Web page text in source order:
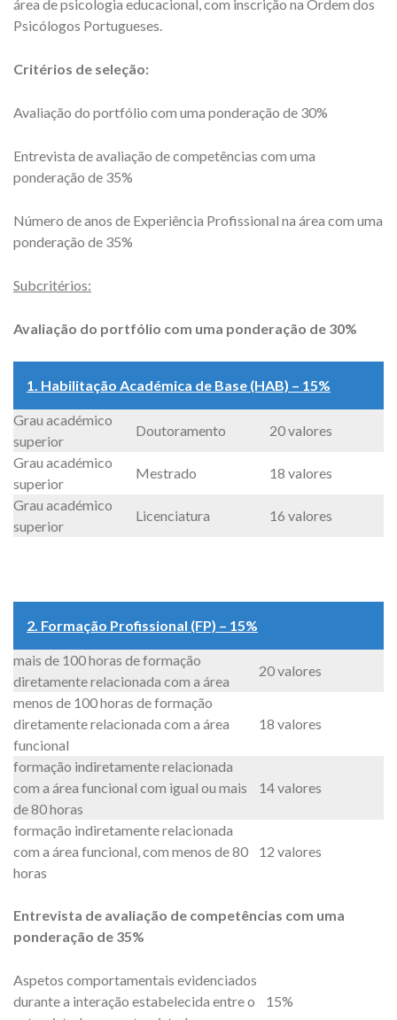
área de psicologia educacional, com inscrição na Ordem dos
Psicólogos Portugueses.
Critérios de seleção:
Avaliação do portfólio com uma ponderação de 30%
Entrevista de avaliação de competências com uma
ponderação de 35%
Número de anos de Experiência Profissional na área com uma
ponderação de 35%
Subcritérios:
Avaliação do portfólio com uma ponderação de 30%
1. Habilitação Académica de Base (HAB) – 15%
Grau académico
superior
Doutoramento
20 valores
Grau académico
superior
Mestrado
18 valores
Grau académico
superior
Licenciatura 16 valores
2. Formação Profissional (FP) – 15%
mais de 100 horas de formação
diretamente relacionada com a área
20 valores
menos de 100 horas de formação
diretamente relacionada com a área
funcional
18 valores
formação indiretamente relacionada
com a área funcional com igual ou mais
de 80 horas
14 valores
formação indiretamente relacionada
com a área funcional, com menos de 80
horas
12 valores
Entrevista de avaliação de competências com uma
ponderação de 35%
Aspetos comportamentais evidenciados
durante a interação estabelecida entre o
15%